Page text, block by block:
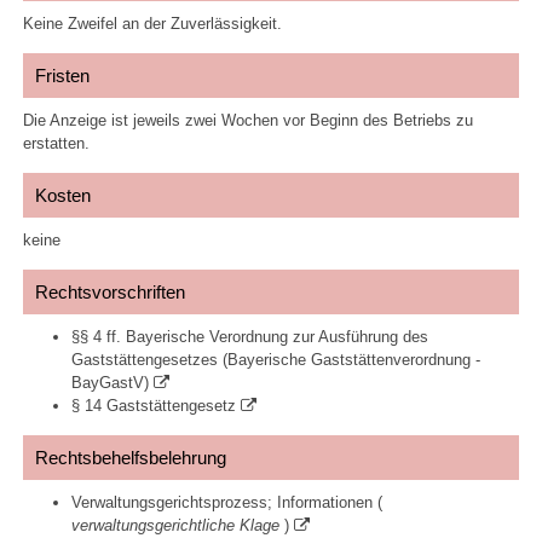
Keine Zweifel an der Zuverlässigkeit.
Fristen
Die Anzeige ist jeweils zwei Wochen vor Beginn des Betriebs zu
erstatten.
Kosten
keine
Rechtsvorschriften
§§ 4 ff. Bayerische Verordnung zur Ausführung des
Gaststättengesetzes (Bayerische Gaststättenverordnung -
BayGastV)
§ 14 Gaststättengesetz
Rechtsbehelfsbelehrung
Verwaltungsgerichtsprozess; Informationen (
verwaltungsgerichtliche Klage )